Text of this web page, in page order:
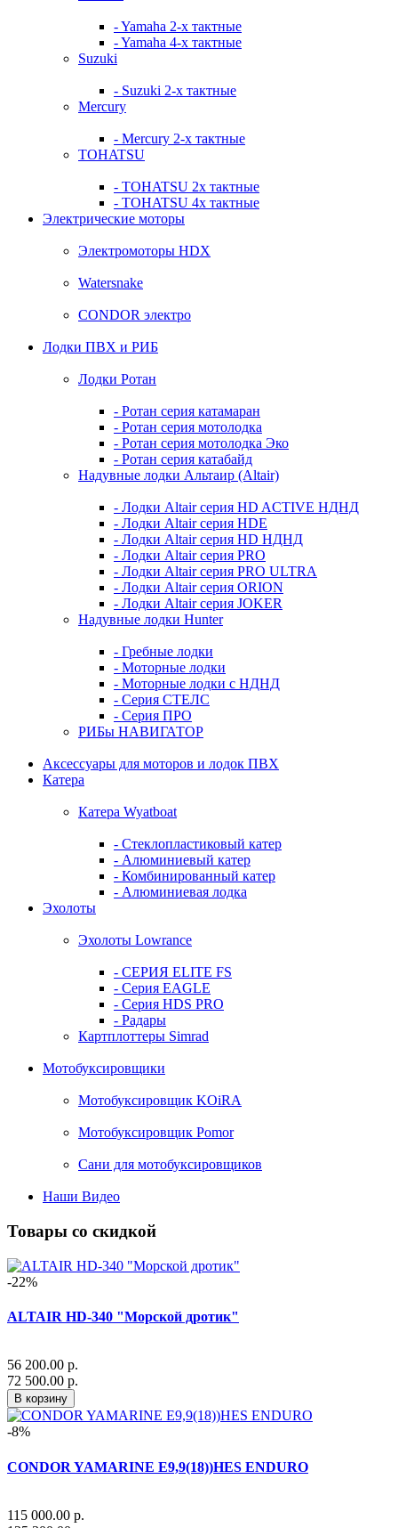
- Yamaha 2-х тактные
- Yamaha 4-х тактные
Suzuki
- Suzuki 2-х тактные
Mercury
- Mercury 2-х тактные
TOHATSU
- TOHATSU 2х тактные
- TOHATSU 4х тактные
Электрические моторы
Электромоторы HDX
Watersnake
CONDOR электро
Лодки ПВХ и РИБ
Лодки Ротан
- Ротан серия катамаран
- Ротан серия мотолодка
- Ротан серия мотолодка Эко
- Ротан серия катабайд
Надувные лодки Альтаир (Altair)
- Лодки Altair серия HD ACTIVE НДНД
- Лодки Altair серия HDE
- Лодки Altair серия HD НДНД
- Лодки Altair серия PRO
- Лодки Altair серия PRO ULTRA
- Лодки Altair серия ORION
- Лодки Altair серия JOKER
Надувные лодки Hunter
- Гребные лодки
- Моторные лодки
- Моторные лодки с НДНД
- Серия СТЕЛС
- Серия ПРО
РИБы НАВИГАТОР
Аксессуары для моторов и лодок ПВХ
Катера
Катера Wyatboat
- Cтеклопластиковый катер
- Алюминиевый катер
- Комбинированный катер
- Алюминиевая лодка
Эхолоты
Эхолоты Lowrance
- СЕРИЯ ELITE FS
- Серия EAGLE
- Серия HDS PRO
- Радары
Картплоттеры Simrad
Мотобуксировщики
Мотобуксировщик KOiRA
Мотобуксировщик Pomor
Сани для мотобуксировщиков
Наши Видео
Товары со скидкой
-22%
ALTAIR HD-340 "Морской дротик"
56 200.00 р.
72 500.00 р.
В корзину
-8%
CONDOR YAMARINE E9,9(18))HES ENDURO
115 000.00 р.